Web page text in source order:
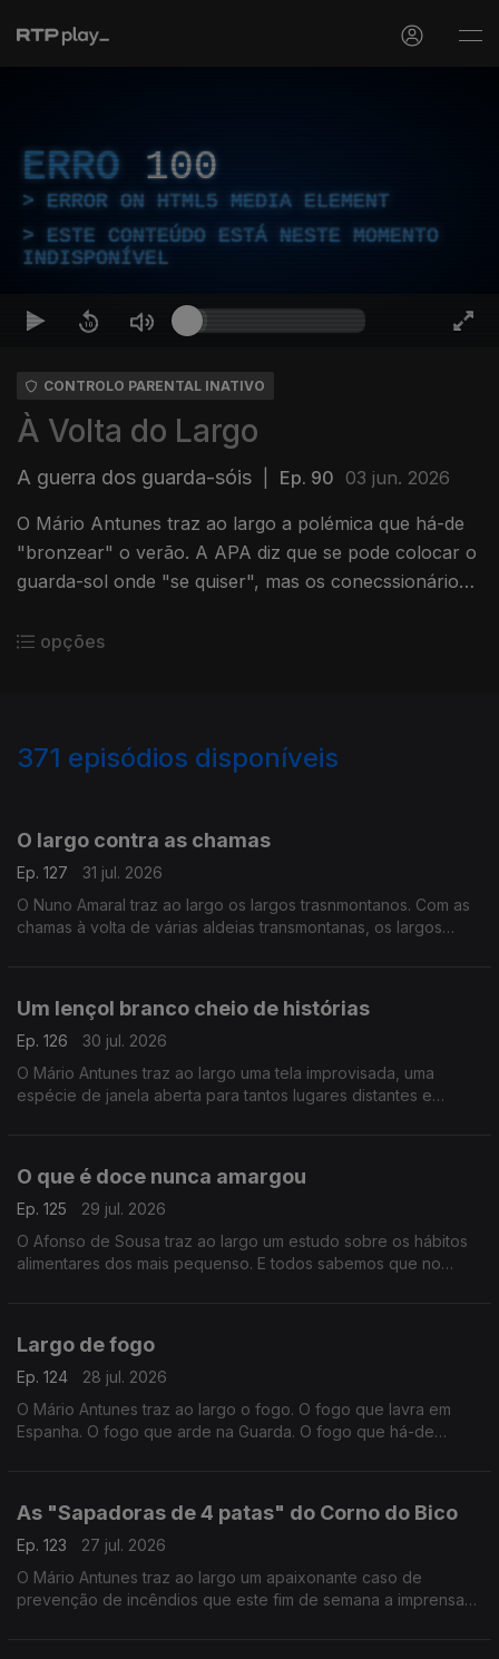
ERRO 100
ERROR ON HTML5 MEDIA ELEMENT
ESTE CONTEÚDO ESTÁ NESTE MOMENTO
INDISPONÍVEL
CONTROLO PARENTAL INATIVO
À Volta do Largo
A guerra dos guarda-sóis Ep. 90 03 jun. 2026
O Mário Antunes traz ao largo a polémica que há-de
"bronzear" o verão. A APA diz que se pode colocar o
guarda-sol onde "se quiser", mas os conecssionários
opções
371 episódios disponíveis
O largo contra as chamas
Ep. 127
31 jul. 2026
O Nuno Amaral traz ao largo os largos trasnmontanos. Com as
chamas à volta de várias aldeias transmontanas, os largos
Um lençol branco cheio de histórias
Ep. 126
30 jul. 2026
O Mário Antunes traz ao largo uma tela improvisada, uma
espécie de janela aberta para tantos lugares distantes e
O que é doce nunca amargou
Ep. 125
29 jul. 2026
O Afonso de Sousa traz ao largo um estudo sobre os hábitos
alimentares dos mais pequenso. E todos sabemos que no
Largo de fogo
Ep. 124
28 jul. 2026
O Mário Antunes traz ao largo o fogo. O fogo que lavra em
Espanha. O fogo que arde na Guarda. O fogo que há-de
As "Sapadoras de 4 patas" do Corno do Bico
Ep. 123
27 jul. 2026
O Mário Antunes traz ao largo um apaixonante caso de
prevenção de incêndios que este fim de semana a imprensa